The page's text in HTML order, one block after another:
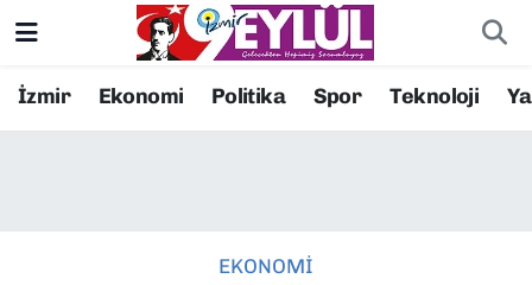
İzmir Ekonomi Politika Spor Teknoloji
EKONOMİ
Resmi İlanlar
Konak Nöbetçi Eczaneler
Süper Lig Puan Durumu ve Fikstür